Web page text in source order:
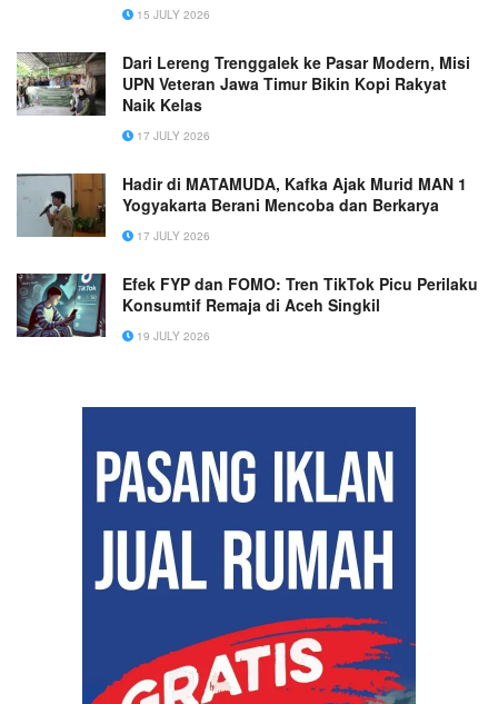
15 JULY 2026
Dari Lereng Trenggalek ke Pasar Modern, Misi
UPN Veteran Jawa Timur Bikin Kopi Rakyat
Naik Kelas
17 JULY 2026
Hadir di MATAMUDA, Kafka Ajak Murid MAN 1
Yogyakarta Berani Mencoba dan Berkarya
17 JULY 2026
Efek FYP dan FOMO: Tren TikTok Picu Perilaku
Konsumtif Remaja di Aceh Singkil
19 JULY 2026